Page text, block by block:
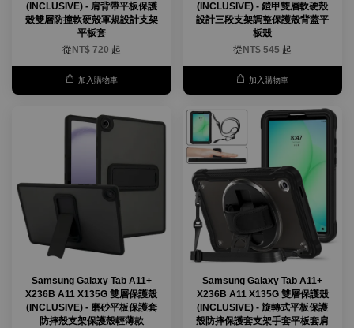
(INCLUSIVE) - 肩背帶平板保護
殼雙層防撞軟硬殼軍規設計支架
平板套
從 NT$ 720 起
加入購物車
(INCLUSIVE) - 鎧甲雙層軟硬殼
設計三段支架調整保護殼背蓋平
板殼
從 NT$ 545 起
加入購物車
Samsung Galaxy Tab A11+
X236B A11 X135G 雙層保護殼
(INCLUSIVE) - 磨砂平板保護套
防摔殼支架保護殼輕薄款
Samsung Galaxy Tab A11+
X236B A11 X135G 雙層保護殼
(INCLUSIVE) - 旋轉式平板保護
殼防摔保護套支架手套平板套肩